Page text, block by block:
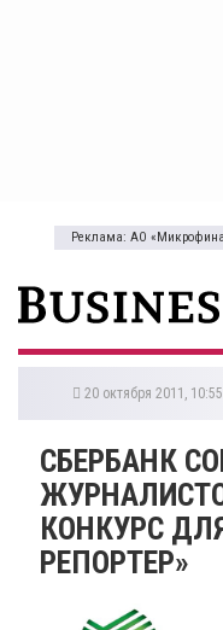
Реклама: АО
20 октября 2011, 10:55
СБЕРБАНК
КОНКУРС
РЕПОРТЕР»